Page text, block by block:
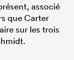
associé
que Carter
sur les trois